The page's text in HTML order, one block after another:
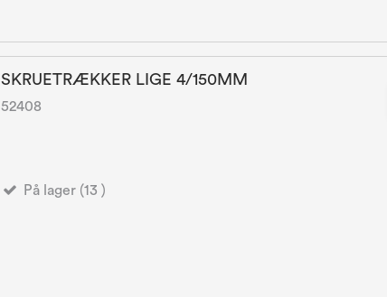
SKRUETRÆKKER LIGE 4/150MM
52408
På lager (13 )